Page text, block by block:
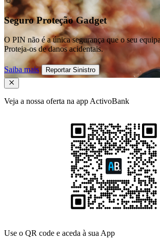
Seguro Proteção Gadget
O PIN não é a única segurança que o seu
Proteja-os de danos acidentais.
Saiba mais Reportar Sinistro
Veja a nossa oferta na app ActivoBank
Use o QR code e aceda à sua App